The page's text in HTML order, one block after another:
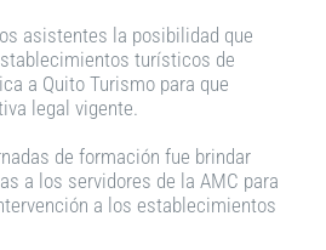
asistentes la posibilidad que
turísticos de
a Quito Turismo para que
legal vigente.
de formación fue brindar
a los servidores de la AMC para
a los establecimientos